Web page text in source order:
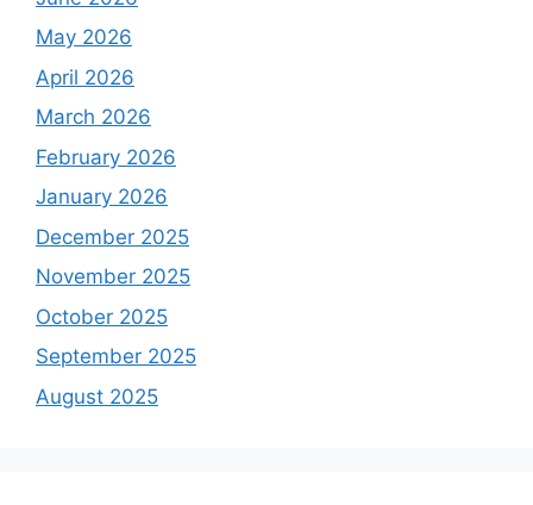
May 2026
April 2026
March 2026
February 2026
January 2026
December 2025
November 2025
October 2025
September 2025
August 2025